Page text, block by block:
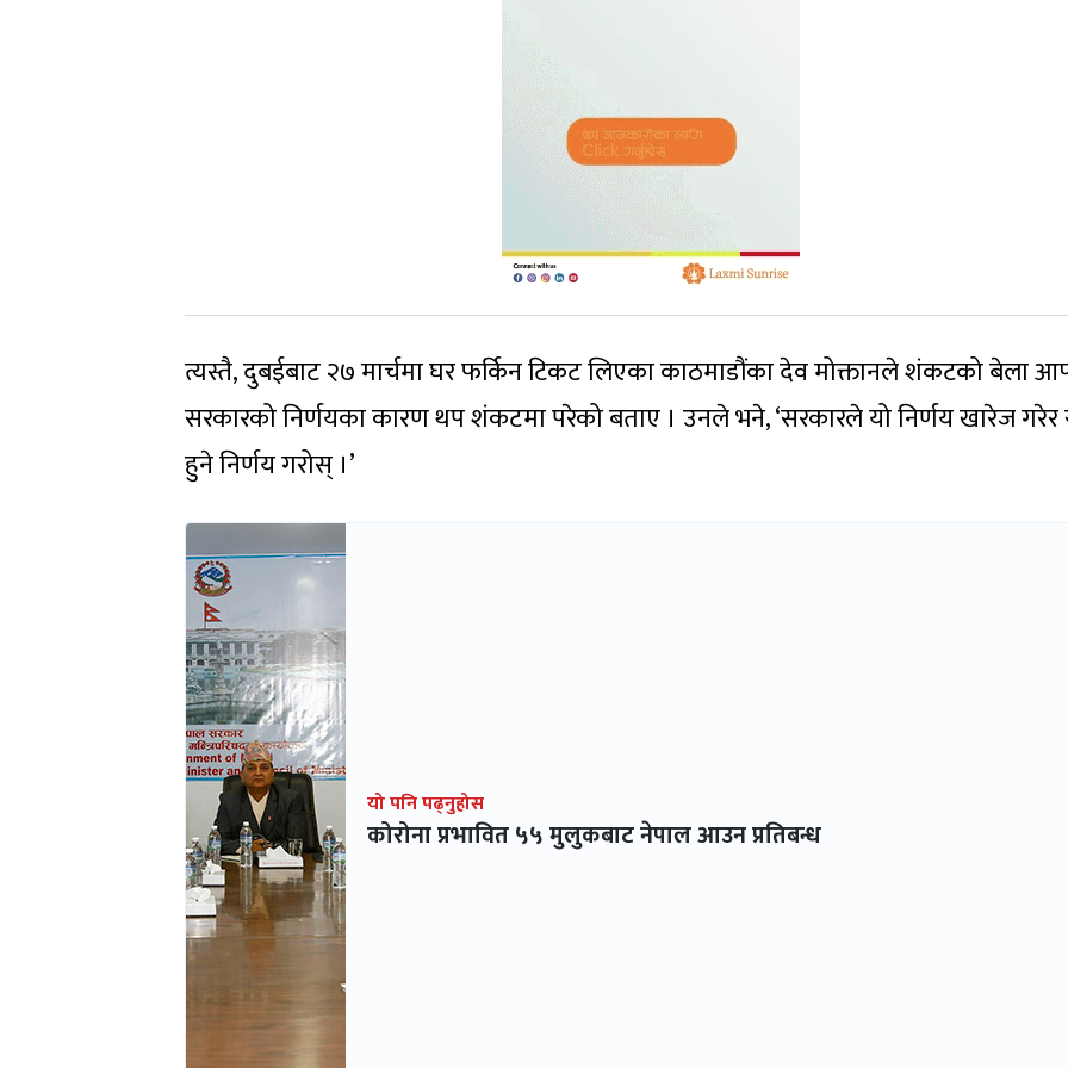
त्यस्तै, दुबईबाट २७ मार्चमा घर फर्किन टिकट लिएका काठमाडौंका देव मोक्तानले शंकटको बेला
सरकारको निर्णयका कारण थप शंकटमा परेको बताए । उनले भने, ‘सरकारले यो निर्णय खारेज
हुने निर्णय गरोस् ।’
यो पनि पढ्नुहोस
कोरोना प्रभावित ५५ मुलुकबाट नेपाल आउन प्रतिबन्ध